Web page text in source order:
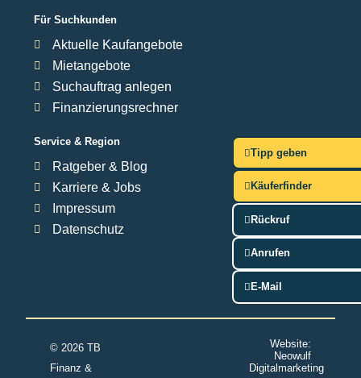
Tipp geben
Käuferfinder
Rückruf
Anrufen
E-Mail
Für Suchkunden
Aktuelle Kaufangebote
Mietangebote
Suchauftrag anlegen
Finanzierungsrechner
Service & Region
Ratgeber & Blog
Karriere & Jobs
Impressum
Datenschutz
© 2026 TB
Finanz &
Website:
Neowulf
Digitalmarketing